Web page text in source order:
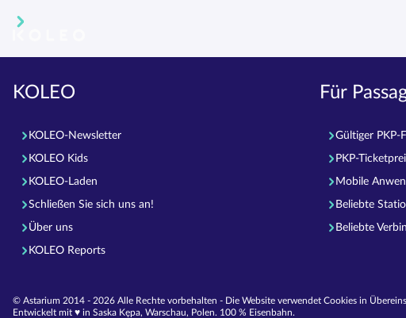
KOLEO
KOLEO-Newsletter
KOLEO Kids
KOLEO-Laden
Schließen Sie sich uns an!
Über uns
KOLEO Reports
Für
Gültiger PKP-
PKP-
Mobile
Beliebte
Beliebte
© Astarium 2014 - 2026 Alle Rechte vorbehalten - Die Website verwendet Cookies in
Entwickelt mit ♥︎ in Saska Kępa, Warschau, Polen. 100 % Eisenbahn.